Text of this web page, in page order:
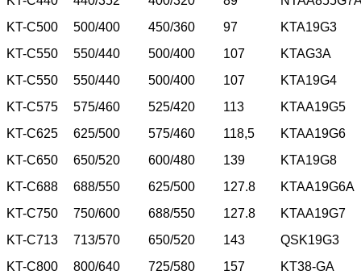
KT-C500
500/400 450/360 97
KTA19G3
KT-C550
550/440 500/400 107
KTAG3A
KT-C550
550/440 500/400 107
KTA19G4
KT-C575
575/460 525/420 113
KTAA19G5
KT-C625
625/500 575/460 118,5
KTAA19G6
KT-C650
650/520 600/480 139
KTA19G8
KT-C688
688/550 625/500 127.8
KTAA19G6A
KT-C750
750/600 688/550 127.8
KTAA19G7
KT-C713
713/570 650/520 143
QSK19G3
KT-C800
800/640 725/580 157
KT38-GA